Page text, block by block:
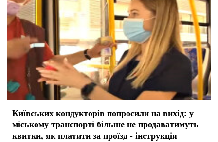
Київських кондукторів попросили на вихід: у
міському транспорті більше не продаватимуть
квитки, як платити за проїзд - інструкція